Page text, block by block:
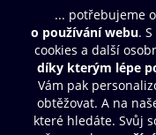
Další zábava
© O2 Czech Republic a.s.